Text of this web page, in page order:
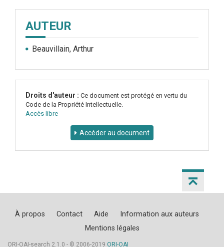
AUTEUR
Beauvillain, Arthur
Droits d'auteur : Ce document est protégé en vertu du
Code de la Propriété Intellectuelle.
Accès libre
Accéder au document
À propos Contact Aide
Information aux auteurs
Mentions légales
ORI-OAI-search 2.1.0 - © 2006-2019 ORI-OAI